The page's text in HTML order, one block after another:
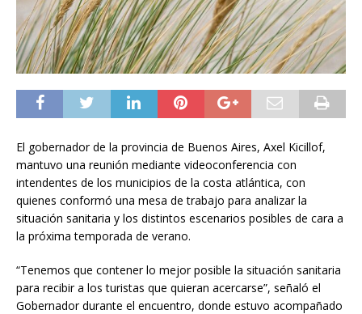
El gobernador de la provincia de Buenos Aires, Axel Kicillof,
mantuvo una reunión mediante videoconferencia con
intendentes de los municipios de la costa atlántica, con
quienes conformó una mesa de trabajo para analizar la
situación sanitaria y los distintos escenarios posibles de cara a
la próxima temporada de verano.
“Tenemos que contener lo mejor posible la situación sanitaria
para recibir a los turistas que quieran acercarse”, señaló el
Gobernador durante el encuentro, donde estuvo acompañado